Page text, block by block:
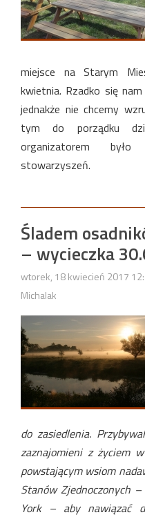
miejsce na Starym
kwietnia. Rzadko się
jednakże nie chcemy
tym do porządku
organizatorem
stowarzyszeń.
Śladem
– wycieczka
wtorek, 18 kwiecień 2017
Michalak
do zasiedlenia.
zaznajomieni z życiem
powstającym wsiom
Stanów Zjednoczonych
York – aby nawiązać